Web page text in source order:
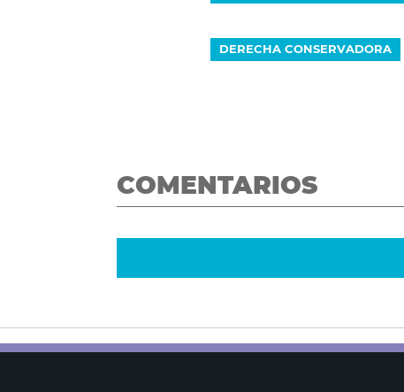
DERECHA CONSERVADORA
COMENTARIOS